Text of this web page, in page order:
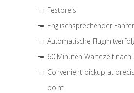
Festpreis
Englischsprechender Fahrer
Automatische
60 Minuten Wartezeit nach
Convenient pickup at
point